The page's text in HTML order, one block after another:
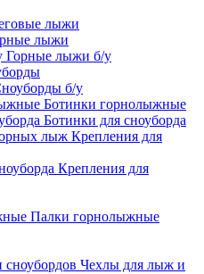
лыжи
лыжи
Горные лыжи б/у
б/у
Ботинки горнолыжные
Ботинки для сноуборда
Крепления для
Крепления для
Палки горнолыжные
Чехлы для лыж и